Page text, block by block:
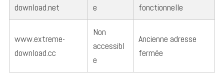
download.net
e
fonctionnelle
www.extreme-
download.cc
Non
accessibl
e
Ancienne adresse
fermée